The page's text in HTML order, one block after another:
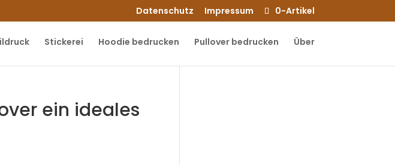
Datenschutz Impressum 0-Artikel
Stickerei Hoodie bedrucken Pullover bedrucken Über
ein ideales